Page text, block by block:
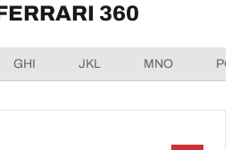
360
GHI JKL MNO